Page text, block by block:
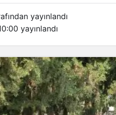
yayınlandı
yayınlandı